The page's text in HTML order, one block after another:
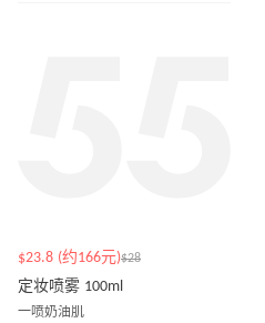
$23.8 (约166元)$28
定妆喷雾 100ml
一喷奶油肌